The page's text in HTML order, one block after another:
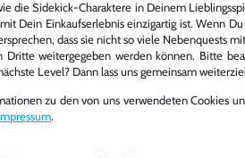
die Sidekick-Charaktere in Deinem
Dein Einkaufserlebnis einzigartig ist. Wenn
dass sie nicht so viele Nebenquests
Dritte weitergegeben werden können. Bitte
Level? Dann lass uns gemeinsam
zu den von uns verwendeten Cookies
.